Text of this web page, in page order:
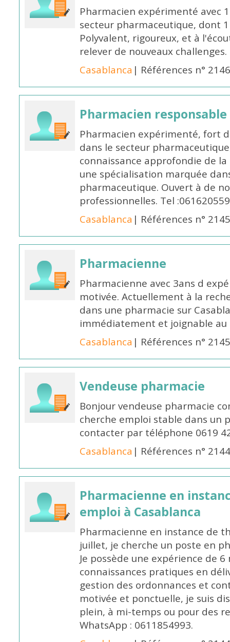
Pharmacien expérimenté avec
secteur pharmaceutique, dont
Polyvalent, rigoureux, et à
relever de nouveaux
Casablanca | Références n°
Pharmacien responsable
Pharmacien expérimenté, fort
dans le secteur
connaissance approfondie de
une spécialisation marquée
pharmaceutique. Ouvert à de
professionnelles. Tel
Casablanca | Références n°
Pharmacienne
Pharmacienne avec 3ans d
motivée. Actuellement à la
dans une pharmacie sur
immédiatement et joignable au
Casablanca | Références n°
Vendeuse pharmacie
Bonjour vendeuse pharmacie
cherche emploi stable dans un
contacter par téléphone 0619
Casablanca | Références n°
Pharmacienne en
emploi à Casablanca
Pharmacienne en instance de
juillet, je cherche un poste en
Je possède une expérience de
connaissances pratiques en
gestion des ordonnances et
motivée et ponctuelle, je suis
plein, à mi-temps ou pour des
WhatsApp : 0611854993.